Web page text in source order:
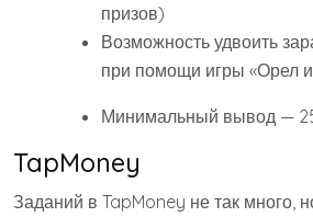
призов)
Возможность удвоить
при помощи игры «Орел
Минимальный вывод —
TapMoney
Заданий в TapMoney не так много,